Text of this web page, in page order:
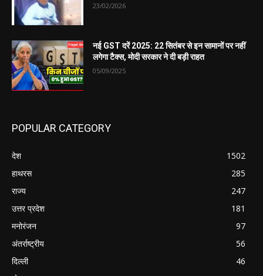
23/02/2026
नई GST दरें 2025: 22 सितंबर से इन सामानों पर नहीं
लगेगा टैक्स, मोदी सरकार ने दी बड़ी राहत
05/09/2025
POPULAR CATEGORY
देश
1502
हाथरस
285
राज्य
247
उत्तर प्रदेश
181
मनोरंजन
97
अंतर्राष्ट्रीय
56
दिल्ली
46